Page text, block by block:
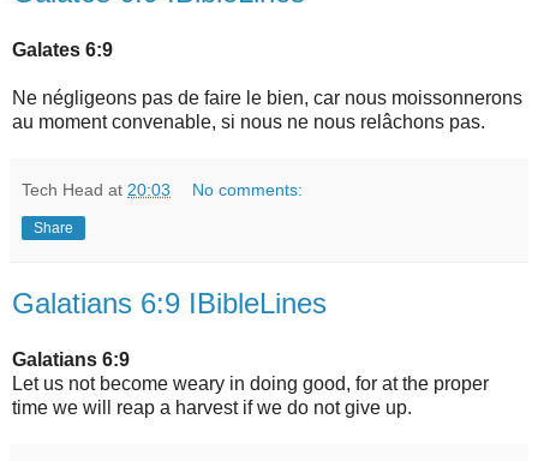
Galates 6:9
Ne négligeons pas de faire le bien, car nous moissonnerons
au moment convenable, si nous ne nous relâchons pas.
Tech Head at 20:03 No comments:
Share
Galatians 6:9 IBibleLines
Galatians 6:9
Let us not become weary in doing good, for at the proper
time we will reap a harvest if we do not give up.